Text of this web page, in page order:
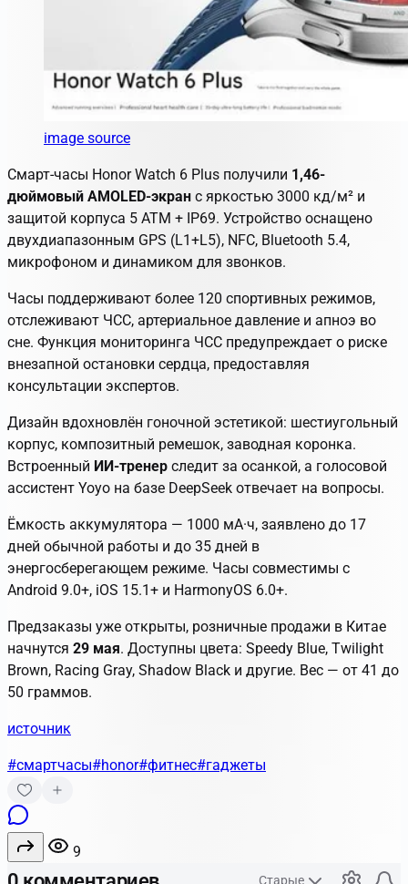
image source
Смарт-часы Honor Watch 6 Plus получили 1,46-
дюймовый AMOLED-экран с яркостью 3000 кд/м² и
защитой корпуса 5 ATM + IP69. Устройство оснащено
двухдиапазонным GPS (L1+L5), NFC, Bluetooth 5.4,
микрофоном и динамиком для звонков.
Часы поддерживают более 120 спортивных режимов,
отслеживают ЧСС, артериальное давление и апноэ во
сне. Функция мониторинга ЧСС предупреждает о риске
внезапной остановки сердца, предоставляя
консультации экспертов.
Дизайн вдохновлён гоночной эстетикой: шестиугольный
корпус, композитный ремешок, заводная коронка.
Встроенный ИИ-тренер следит за осанкой, а голосовой
ассистент Yoyo на базе DeepSeek отвечает на вопросы.
Ёмкость аккумулятора — 1000 мА·ч, заявлено до 17
дней обычной работы и до 35 дней в
энергосберегающем режиме. Часы совместимы с
Android 9.0+, iOS 15.1+ и HarmonyOS 6.0+.
Предзаказы уже открыты, розничные продажи в Китае
начнутся 29 мая. Доступны цвета: Speedy Blue, Twilight
Brown, Racing Gray, Shadow Black и другие. Вес — от 41 до
50 граммов.
источник
#смартчасы#honor#фитнес#гаджеты
9
Старые